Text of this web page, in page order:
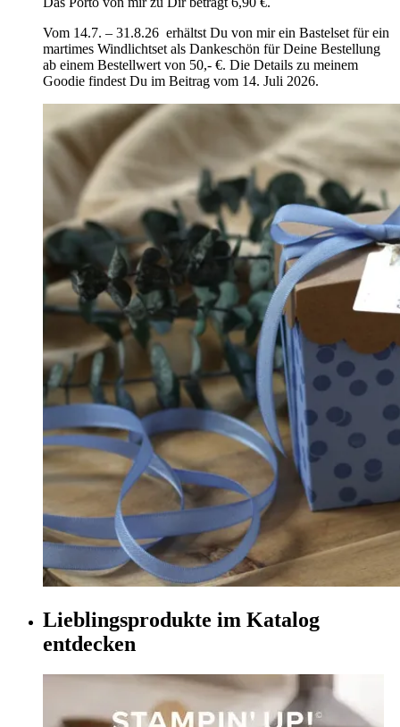
Vom 14.7. – 31.8.26 erhältst Du von mir ein Bastelset für ein
martimes Windlichtset als Dankeschön für Deine Bestellung
ab einem Bestellwert von 50,- €. Die Details zu meinem
Goodie findest Du im Beitrag vom 14. Juli 2026.
Lieblingsprodukte im Katalog
entdecken